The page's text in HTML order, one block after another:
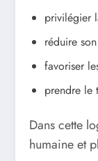
privilégier
réduire
favoriser
prendre le
Dans cette
humaine et